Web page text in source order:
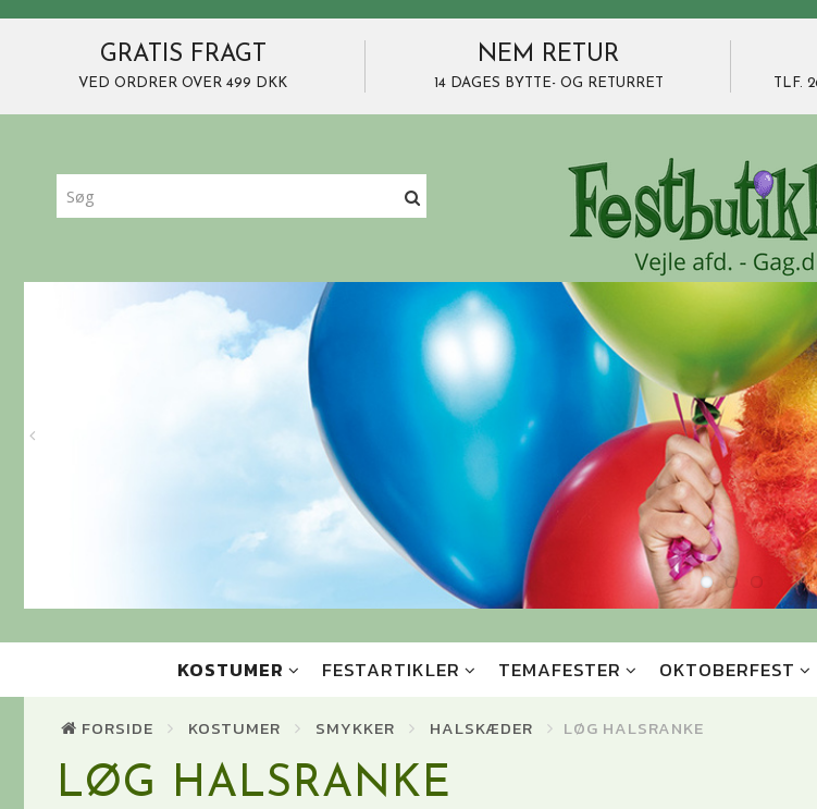
GRATIS FRAGT
VED ORDRER OVER 499 DKK
NEM RETUR
14 DAGES BYTTE- OG RETURRET TLF.
KOSTUMER FESTARTIKLER TEMAFESTER OKTOBERFEST
FORSIDE KOSTUMER SMYKKER HALSKÆDER LØG HALSRANKE
LØG HALSRANKE